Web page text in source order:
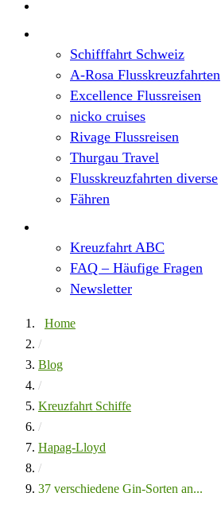
Schifffahrt Schweiz
A-Rosa Flusskreuzfahrten
Excellence Flussreisen
nicko cruises
Rivage Flussreisen
Thurgau Travel
Flusskreuzfahrten diverse
Fähren
Kreuzfahrt ABC
FAQ – Häufige Fragen
Newsletter
Home
/
Blog
/
Kreuzfahrt Schiffe
/
Hapag-Lloyd
/
37 verschiedene Gin-Sorten an...